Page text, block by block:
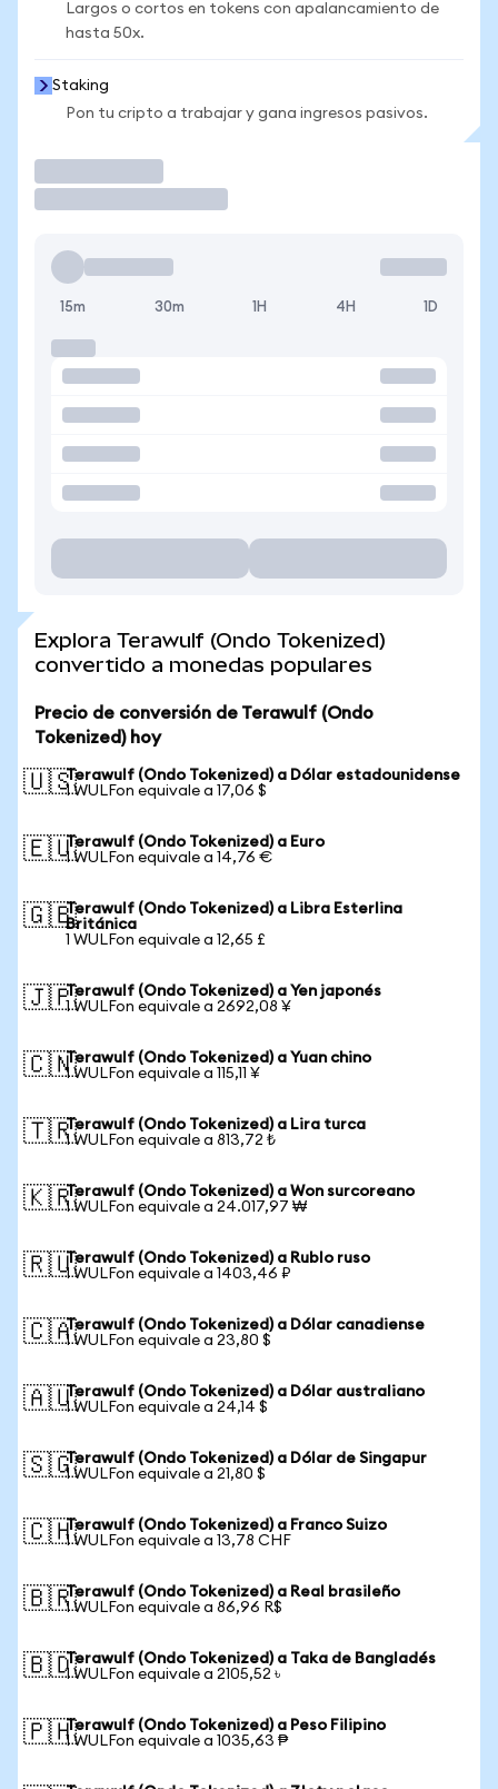
Largos o cortos en tokens con apalancamiento de
hasta 50x.
Staking
Pon tu cripto a trabajar y gana ingresos pasivos.
15m 30m 1H 4H 1D
Explora Terawulf (Ondo Tokenized)
convertido a monedas populares
Precio de conversión de Terawulf (Ondo
Tokenized) hoy
🇺🇸Terawulf (Ondo Tokenized) a Dólar estadounidense
1 WULFon equivale a 17,06 $
🇪🇺Terawulf (Ondo Tokenized) a Euro
1 WULFon equivale a 14,76 €
🇬🇧Terawulf (Ondo Tokenized) a Libra Esterlina
Británica
1 WULFon equivale a 12,65 £
🇯🇵Terawulf (Ondo Tokenized) a Yen japonés
1 WULFon equivale a 2692,08 ¥
🇨🇳Terawulf (Ondo Tokenized) a Yuan chino
1 WULFon equivale a 115,11 ¥
🇹🇷Terawulf (Ondo Tokenized) a Lira turca
1 WULFon equivale a 813,72 ₺
🇰🇷Terawulf (Ondo Tokenized) a Won surcoreano
1 WULFon equivale a 24.017,97 ₩
🇷🇺Terawulf (Ondo Tokenized) a Rublo ruso
1 WULFon equivale a 1403,46 ₽
🇨🇦Terawulf (Ondo Tokenized) a Dólar canadiense
1 WULFon equivale a 23,80 $
🇦🇺Terawulf (Ondo Tokenized) a Dólar australiano
1 WULFon equivale a 24,14 $
🇸🇬Terawulf (Ondo Tokenized) a Dólar de Singapur
1 WULFon equivale a 21,80 $
🇨🇭Terawulf (Ondo Tokenized) a Franco Suizo
1 WULFon equivale a 13,78 CHF
🇧🇷Terawulf (Ondo Tokenized) a Real brasileño
1 WULFon equivale a 86,96 R$
🇧🇩Terawulf (Ondo Tokenized) a Taka de Bangladés
1 WULFon equivale a 2105,52 ৳
🇵🇭Terawulf (Ondo Tokenized) a Peso Filipino
1 WULFon equivale a 1035,63 ₱